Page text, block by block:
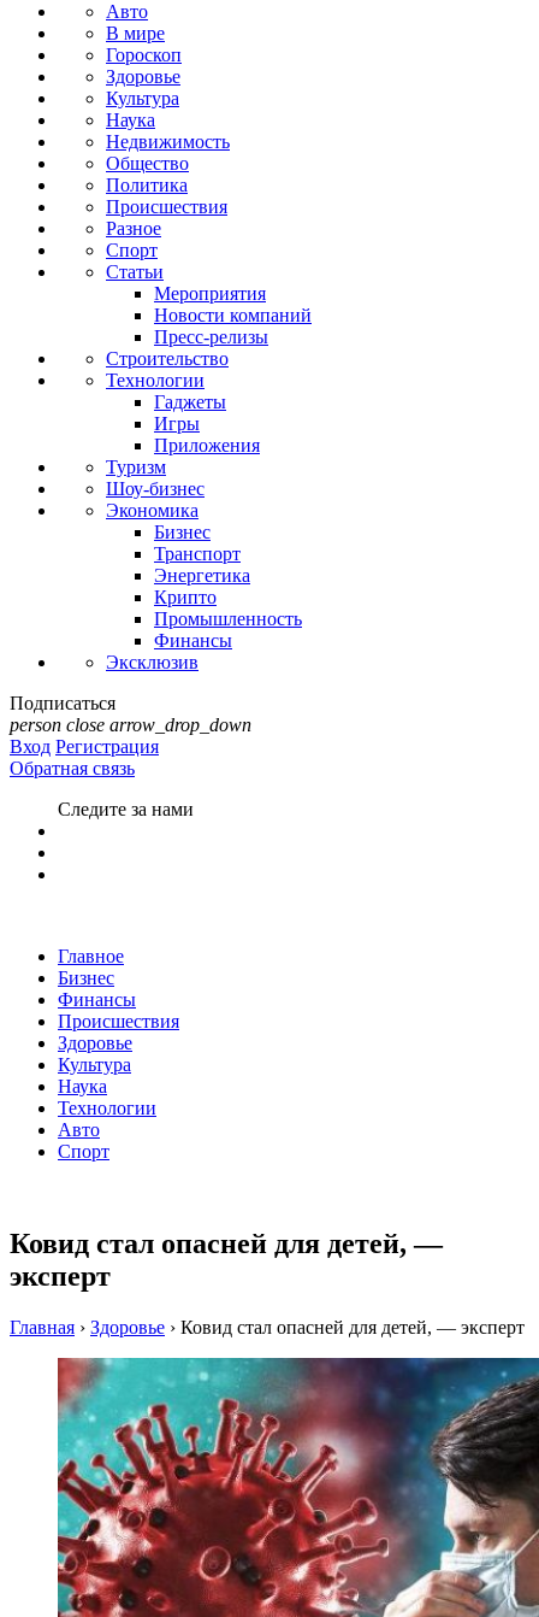
Авто
В мире
Гороскоп
Здоровье
Культура
Наука
Недвижимость
Общество
Политика
Происшествия
Разное
Спорт
Статьи
Мероприятия
Новости компаний
Пресс-релизы
Строительство
Технологии
Гаджеты
Игры
Приложения
Туризм
Шоу-бизнес
Экономика
Бизнес
Транспорт
Энергетика
Крипто
Промышленность
Финансы
Эксклюзив
Подписаться
person close arrow_drop_down
Вход Регистрация
Обратная связь
Следите за нами
Главное
Бизнес
Финансы
Происшествия
Здоровье
Культура
Наука
Технологии
Авто
Спорт
Ковид стал опасней для детей, —
эксперт
Главная › Здоровье › Ковид стал опасней для детей, — эксперт